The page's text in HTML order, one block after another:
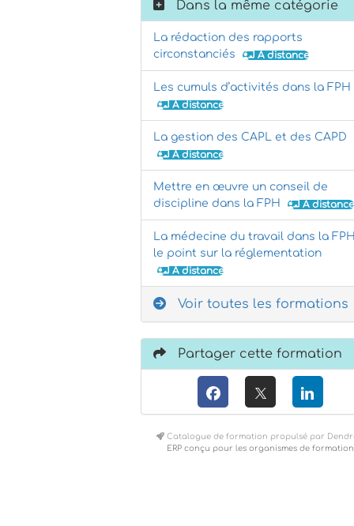
Dans la même catégorie
La rédaction des rapports
circonstanciés
À distance
Les cumuls d’activités dans la FPH
À distance
La gestion des CAPL et des CAPD
À distance
Mettre en œuvre un conseil de
discipline dans la FPH
À distance
La médecine du travail dans la
le point sur la réglementation
À distance
Voir toutes les formations
Partager cette formation
Catalogue de formation propulsé par
ERP conçu pour les organismes de formation